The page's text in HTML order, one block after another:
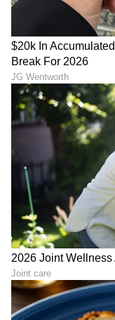
ಕೇವಲ ₹100 ಬಜೆಟ್‌ನಲ್ಲಿ
ಮನೆಯ ಬಾಲ್ಕನಿ
ಇಲ್ಲಿವೆ ಸಿಂಪಲ್ ಮತ್ತು
ಕ್ರಿಯೇಟಿವ್ ಐಡಿಯಾಗಳು
LATEST VIDEOS
"ರಾಜಕೀಯ ಬೇಡ,
ಕನಕೋತ್ಸವದಲ್ಲಿ
Shetty speech |
ಶೇ.50 ರಿಂದ
ಟ್ರಂಪ್ ಐತಿಹಾಸಿಕ
Trade Deal |